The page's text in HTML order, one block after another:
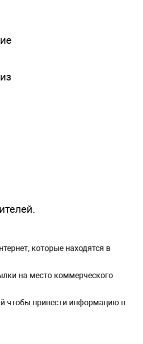
которые находятся в
на место коммерческого
чтобы привести информацию в